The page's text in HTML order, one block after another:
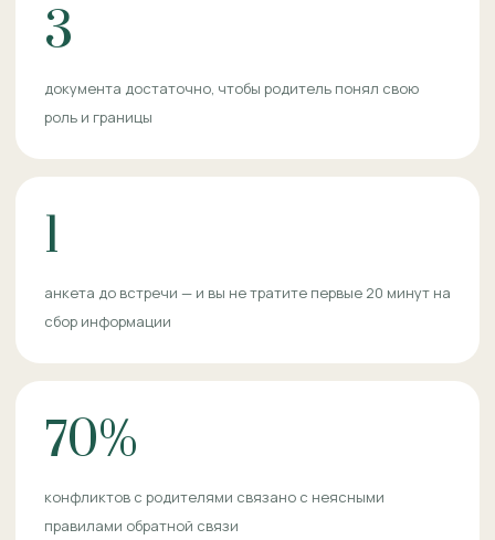
3
документа достаточно, чтобы родитель понял свою
роль и границы
1
анкета до встречи — и вы не тратите первые 20 минут на
сбор информации
70%
конфликтов с родителями связано с неясными
правилами обратной связи